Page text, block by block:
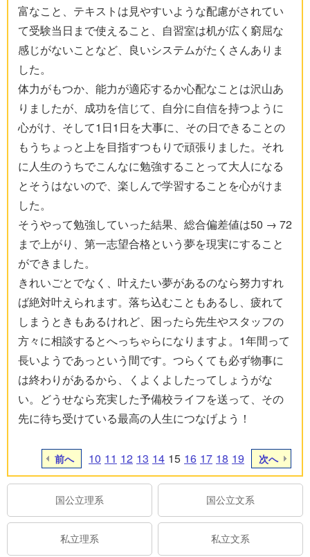
富なこと、テキストは見やすいような配慮がされてい
て受験当日まで使えること、自習室は机が広く窮屈な
感じがないことなど、良いシステムがたくさんありま
した。
体力がもつか、能力が適応するか心配なことは沢山あ
りましたが、成功を信じて、自分に自信を持つように
心がけ、そして1日1日を大事に、その日できることの
もうちょっと上を目指すつもりで頑張りました。それ
に人生のうちでこんなに勉強することって大人になる
とそうはないので、楽しんで学習することを心がけま
した。
そうやって勉強していった結果、総合偏差値は50 → 72
まで上がり、第一志望合格という夢を現実にすること
ができました。
きれいごとでなく、叶えたい夢があるのなら努力すれ
ば絶対叶えられます。落ち込むこともあるし、疲れて
しまうときもあるけれど、困ったら先生やスタッフの
方々に相談するとへっちゃらになりますよ。1年間って
長いようであっという間です。つらくても必ず物事に
は終わりがあるから、くよくよしたってしょうがな
い。どうせなら充実した予備校ライフを送って、その
先に待ち受けている最高の人生につなげよう！
前へ 10 11 12 13 14 15 16 17 18 19 次へ
国公立理系 国公立文系
私立理系 私立文系